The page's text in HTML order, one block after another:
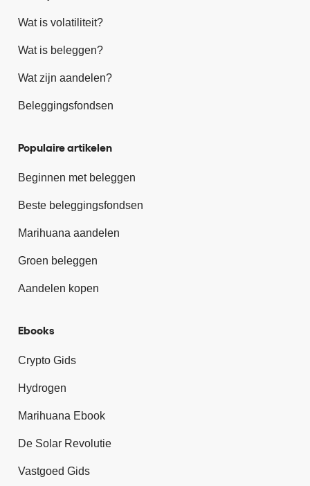
Wat is volatiliteit?
Wat is beleggen?
Wat zijn aandelen?
Beleggingsfondsen
Populaire artikelen
Beginnen met beleggen
Beste beleggingsfondsen
Marihuana aandelen
Groen beleggen
Aandelen kopen
Ebooks
Crypto Gids
Hydrogen
Marihuana Ebook
De Solar Revolutie
Vastgoed Gids